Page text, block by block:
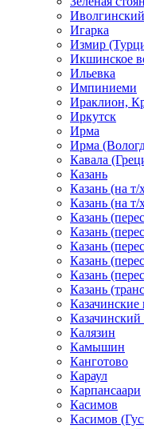
Игарка
Измир
Икшинское
Ильевка
Импиниеми
Ираклион,
Иркутск
Ирма
Ирма
Кавала
Казань
Казань (на
Казань (на
Казань
Казань
Казань
Казань
Казань
Казань
Казачинские
Казачинский
Калязин
Камышин
Канготово
Караул
Карпансаари
Касимов
Касимов